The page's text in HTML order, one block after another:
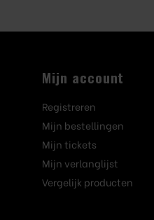
Mijn account
Registreren
Mijn bestellingen
Mijn tickets
Mijn verlanglijst
Vergelijk producten